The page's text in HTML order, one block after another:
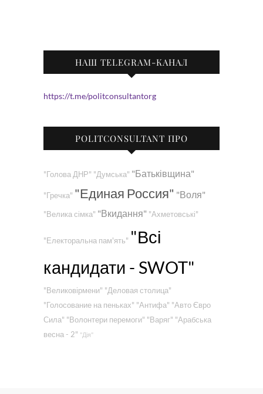
НАШ TELEGRAM-КАНАЛ
https://t.me/politconsultantorg
POLITCONSULTANT ПРО
"Голова ДНР" "Думська" "Батьківщина"
"Гречка" "Единая Россия" "Воля"
"Велика сімка" "Вкидання" "Ахметовські"
"Електоральна пам'ять" "Всі
кандидати - SWOT"
"Великовірмени" "Деловая столица"
"Голосование на пеньках" "Антифа" "Авто Євро
Сила" "Волонтери перемоги" "Варяг" "Арабська
весна - 2" "Дія"